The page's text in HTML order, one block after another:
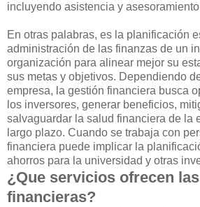
incluyendo asistencia y
En otras palabras, es la planificación
administración de las finanzas de un
organización para alinear mejor su
sus metas y objetivos. Dependiendo
empresa, la gestión financiera busca
los inversores, generar beneficios,
salvaguardar la salud financiera de la
largo plazo. Cuando se trabaja con
financiera puede implicar la
ahorros para la universidad y otras
¿Que servicios ofrecen
financieras?